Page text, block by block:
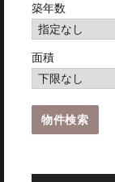
築年数
面積